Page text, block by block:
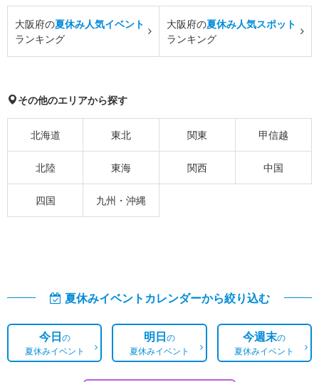
大阪府の夏休み人気イベント
ランキング
大阪府の夏休み人気スポット
ランキング
その他のエリアから探す
北海道 東北 関東 甲信越
北陸 東海 関西 中国
四国 九州・沖縄
夏休みイベントカレンダーから絞り込む
今日の
夏休みイベント
明日の
夏休みイベント
今週末の
夏休みイベント